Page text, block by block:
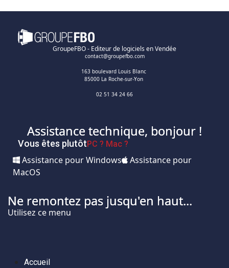
GroupeFBO - Editeur de logiciels en Vendée
contact@groupefbo.com
163 boulevard Louis Blanc
85000 La Roche-sur-Yon
02 51 34 24 66
Assistance technique, bonjour !
Vous êtes plutôtPC ? Mac ?
Assistance pour Windows
Assistance pour
MacOS
Ne remontez pas jusqu'en haut...
Utilisez ce menu
Accueil